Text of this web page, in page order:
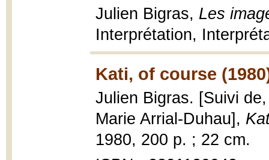
Julien Bigras, Les
Interprétation,
Kati, of course
Julien Bigras. [Suivi
Marie Arrial-Duhau],
1980, 200 p. ; 22 cm.